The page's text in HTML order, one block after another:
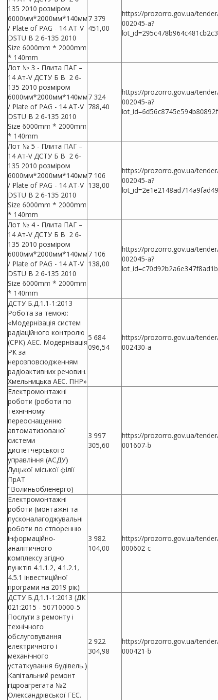
135 2010 розміром
6000мм*2000мм*140мм
/ Plate of PAG - 14 AT-V
DSTU B 2 6-135 2010
Size 6000mm * 2000mm
* 140mm
7 379
451,00
https://prozorro.gov.ua/
002045-a?
Лот № 3 - Плита ПАГ –
14 Ат-V ДСТУ Б В 2 6-
135 2010 розміром
6000мм*2000мм*140мм
/ Plate of PAG - 14 AT-V
DSTU B 2 6-135 2010
Size 6000mm * 2000mm
* 140mm
7 324
788,40
https://prozorro.gov.ua/
002045-a?
Лот № 5 - Плита ПАГ –
14 Ат-V ДСТУ Б В 2 6-
135 2010 розміром
6000мм*2000мм*140мм
/ Plate of PAG - 14 AT-V
DSTU B 2 6-135 2010
Size 6000mm * 2000mm
* 140mm
7 106
138,00
https://prozorro.gov.ua/
002045-a?
Лот № 4 - Плита ПАГ –
14 Ат-V ДСТУ Б В 2 6-
135 2010 розміром
6000мм*2000мм*140мм
/ Plate of PAG - 14 AT-V
DSTU B 2 6-135 2010
Size 6000mm * 2000mm
* 140mm
7 106
138,00
https://prozorro.gov.ua/
002045-a?
ДСТУ Б.Д.1.1-1:2013
Робота за темою:
«Модернізація систем
радіаційного контролю
(СРК) АЕС. Модернізація
РК за
нерозповсюдженням
радіоактивних речовин.
Хмельницька АЕС. ПНР»
5 684
096,54
https://prozorro.gov.ua/
002430-a
Електромонтажні
роботи (роботи по
технічному
переоснащенню
автоматизованої
системи
диспетчерського
управління (АСДУ)
Луцької міської філії
ПрАТ
"Волиньобленерго)
3 997
305,60
https://prozorro.gov.ua/
001607-b
Електромонтажні
роботи (монтажні та
пусконалагоджувальні
роботи по створенню
інформаційно-
аналітичного
комплексу згідно
пунктів 4.1.1.2, 4.1.2.1,
4.5.1 інвестиційної
програми на 2019 рік)
3 982
104,00
https://prozorro.gov.ua/
000602-c
ДСТУ Б.Д.1.1-1:2013 (ДК
021:2015 - 50710000-5
Послуги з ремонту і
технічного
обслуговування
електричного і
механічного
устаткування будівель.)
Капітальний ремонт
гідроагрегата №2
Олександрівської ГЕС.
2 922
304,98
https://prozorro.gov.ua/
000421-b